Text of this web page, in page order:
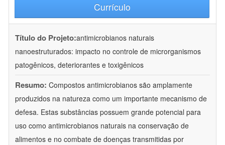
Currículo
Título do Projeto:antimicrobianos naturais
nanoestruturados: impacto no controle de microrganismos
patogênicos, deteriorantes e toxigênicos
Resumo: Compostos antimicrobianos são amplamente
produzidos na natureza como um importante mecanismo de
defesa. Estas substâncias possuem grande potencial para
uso como antimicrobianos naturais na conservação de
alimentos e no combate de doenças transmitidas por